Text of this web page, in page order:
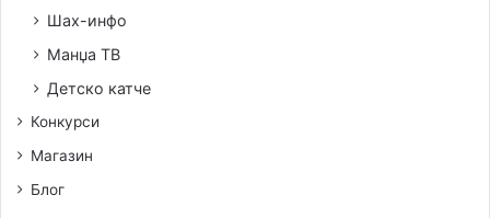
Шах-инфо
Манџа ТВ
Детско катче
Конкурси
Магазин
Блог